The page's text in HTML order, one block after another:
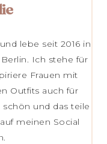
lebe seit 2016 in
Ich stehe für
Frauen mit
Outfits auch für
und das teile
meinen Social